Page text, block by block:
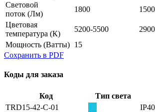
Световой
поток (Лм)
1800 1500
Цветовая
температура (К)
5200-5500
Мощность (Ватты) 15
Сохранить в PDF
Коды для заказа
Код Тип света
TRD15-42-C-01
IP40